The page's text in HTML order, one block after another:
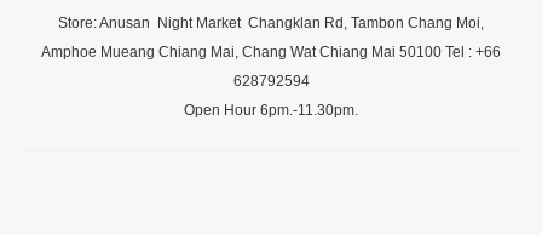
Store: Anusan Night Market Changklan Rd, Tambon Chang Moi,
Amphoe Mueang Chiang Mai, Chang Wat Chiang Mai 50100 Tel : +66
628792594
Open Hour 6pm.-11.30pm.